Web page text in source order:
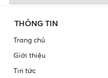
THÔNG TIN
Trang chủ
Giới thiệu
Tin tức